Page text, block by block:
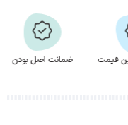
ضمانت اصل بودن ارسال به